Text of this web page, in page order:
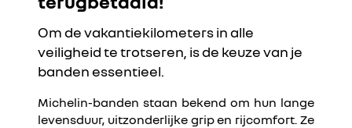
Om de vakantiekilometers in alle
veiligheid te trotseren, is de keuze van je
banden essentieel.
Michelin-banden staan bekend om hun lange
levensduur, uitzonderlijke grip en rijcomfort. Ze